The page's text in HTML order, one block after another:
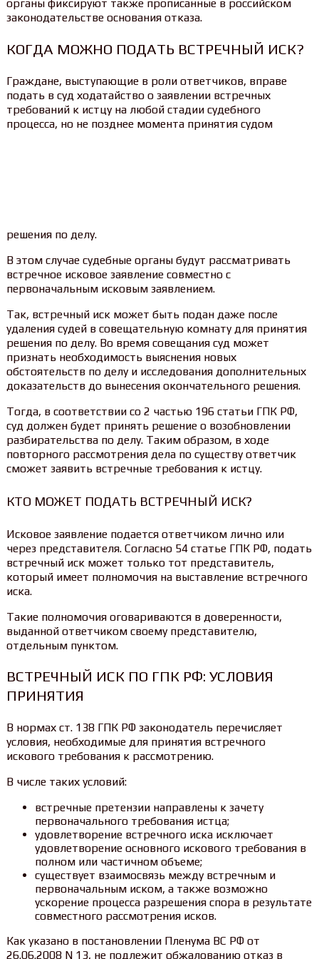
органы фиксируют также прописанные в российском
законодательстве основания отказа.
КОГДА МОЖНО ПОДАТЬ ВСТРЕЧНЫЙ ИСК?
Граждане, выступающие в роли ответчиков, вправе
подать в суд ходатайство о заявлении встречных
требований к истцу на любой стадии судебного
процесса, но не позднее момента принятия судом
решения по делу.
В этом случае судебные органы будут рассматривать
встречное исковое заявление совместно с
первоначальным исковым заявлением.
Так, встречный иск может быть подан даже после
удаления судей в совещательную комнату для принятия
решения по делу. Во время совещания суд может
признать необходимость выяснения новых
обстоятельств по делу и исследования дополнительных
доказательств до вынесения окончательного решения.
Тогда, в соответствии со 2 частью 196 статьи ГПК РФ,
суд должен будет принять решение о возобновлении
разбирательства по делу. Таким образом, в ходе
повторного рассмотрения дела по существу ответчик
сможет заявить встречные требования к истцу.
КТО МОЖЕТ ПОДАТЬ ВСТРЕЧНЫЙ ИСК?
Исковое заявление подается ответчиком лично или
через представителя. Согласно 54 статье ГПК РФ, подать
встречный иск может только тот представитель,
который имеет полномочия на выставление встречного
иска.
Такие полномочия оговариваются в доверенности,
выданной ответчиком своему представителю,
отдельным пунктом.
ВСТРЕЧНЫЙ ИСК ПО ГПК РФ: УСЛОВИЯ
ПРИНЯТИЯ
В нормах ст. 138 ГПК РФ законодатель перечисляет
условия, необходимые для принятия встречного
искового требования к рассмотрению.
В числе таких условий:
встречные претензии направлены к зачету
первоначального требования истца;
удовлетворение встречного иска исключает
удовлетворение основного искового требования в
полном или частичном объеме;
существует взаимосвязь между встречным и
первоначальным иском, а также возможно
ускорение процесса разрешения спора в результате
совместного рассмотрения исков.
Как указано в постановлении Пленума ВС РФ от
26.06.2008 N 13, не подлежит обжалованию отказ в